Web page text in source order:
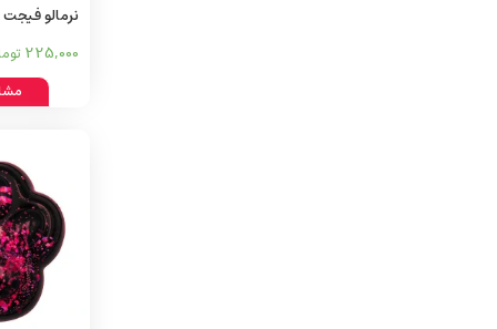
نرمالو
225,000